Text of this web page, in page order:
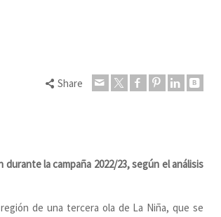
Share
la campaña 2022/23, según el análisis
de una tercera ola de La Niña, que se